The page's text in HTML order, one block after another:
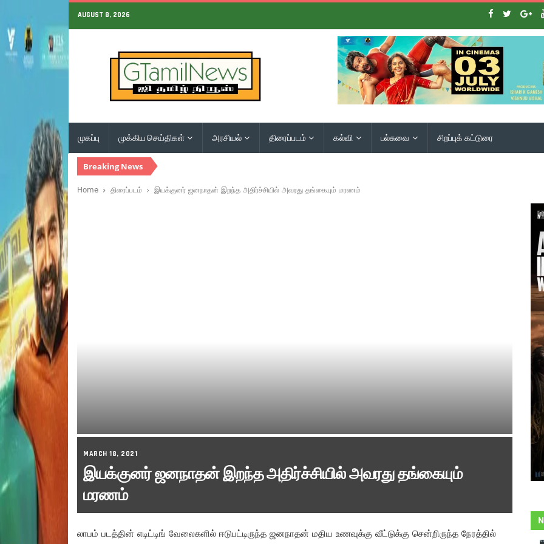
AUGUST 8, 2026
முகப்பு முக்கிய செய்திகள் அரசியல் திரைப்படம் கல்வி பல்சுவை சிறப்புக் கட்டுரை
Breaking News
Home திரைப்படம் இயக்குனர் ஜனநாதன் இறந்த அதிர்ச்சியில் அவரது தங்கையும் மரணம்
MARCH 18, 2021
இயக்குனர் ஜனநாதன் இறந்த அதிர்ச்சியில் அவரது தங்கையும்
மரணம்
லாபம் படத்தின் எடிட்டிங் வேலைகளில் ஈடுபட்டிருந்த ஜனநாதன் மதிய உணவுக்கு வீட்டுக்கு சென்றிருந்த நேரத்தில்